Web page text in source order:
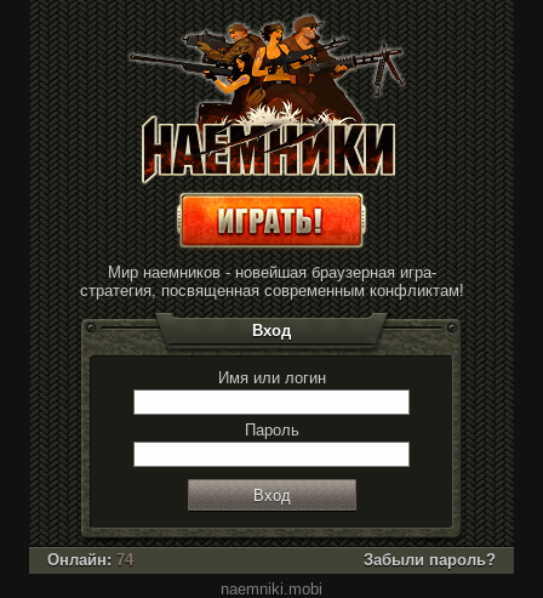
Мир наемников - новейшая браузерная игра-
стратегия, посвященная современным конфликтам!
Вход
Имя или логин
Пароль
Онлайн: 74
Забыли пароль?
naemniki.mobi